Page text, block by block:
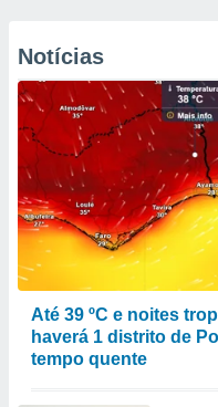
Notícias
Até 39 ºC e noites
haverá 1 distrito de
tempo quente